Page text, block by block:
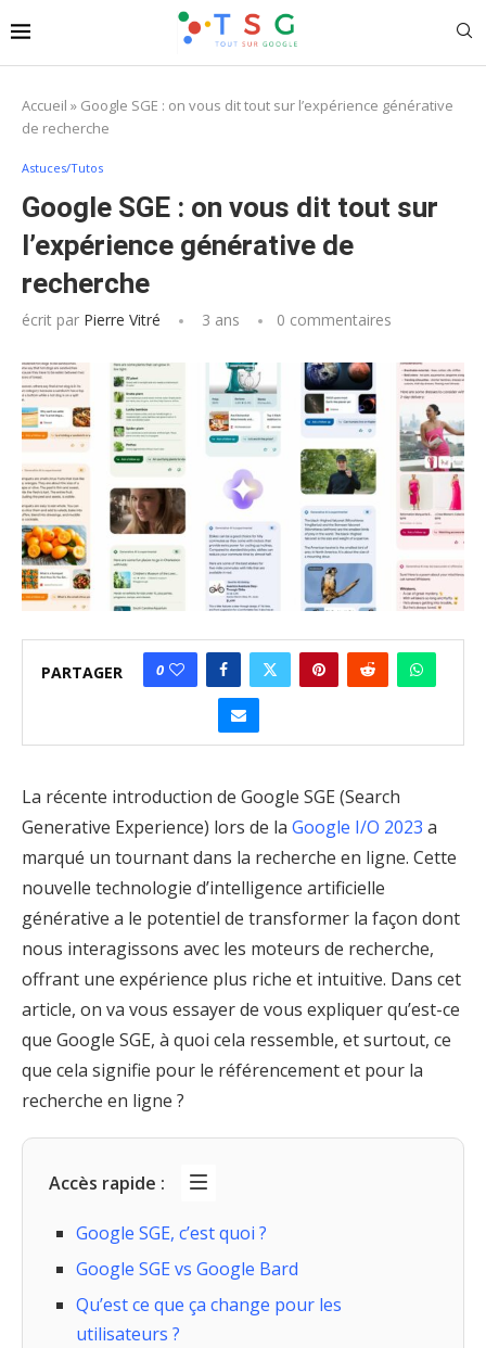
Accueil » Google SGE : on vous dit tout sur l’expérience générative
de recherche
Astuces/Tutos
Google SGE : on vous dit tout sur
l’expérience générative de
recherche
écrit par Pierre Vitré 3 ans 0 commentaires
PARTAGER 0
La récente introduction de Google SGE (Search
Generative Experience) lors de la Google I/O 2023 a
marqué un tournant dans la recherche en ligne. Cette
nouvelle technologie d’intelligence artificielle
générative a le potentiel de transformer la façon dont
nous interagissons avec les moteurs de recherche,
offrant une expérience plus riche et intuitive. Dans cet
article, on va vous essayer de vous expliquer qu’est-ce
que Google SGE, à quoi cela ressemble, et surtout, ce
que cela signifie pour le référencement et pour la
recherche en ligne ?
Accès rapide :
Google SGE, c’est quoi ?
Google SGE vs Google Bard
Qu’est ce que ça change pour les
utilisateurs ?